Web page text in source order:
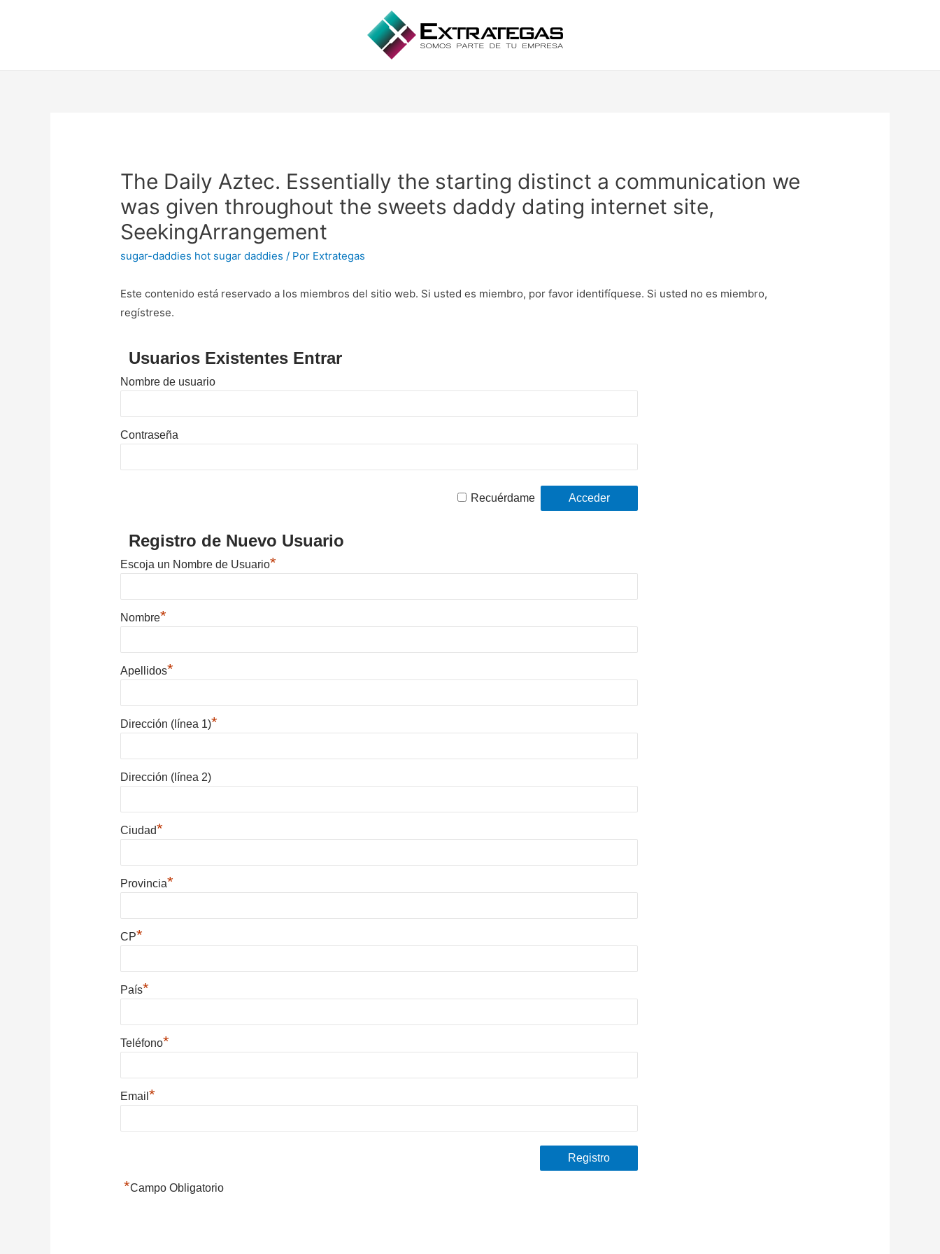
The Daily Aztec. Essentially the starting distinct a communication we
was given throughout the sweets daddy dating internet site,
SeekingArrangement
sugar-daddies hot sugar daddies / Por Extrategas
Este contenido está reservado a los miembros del sitio web. Si usted es miembro, por favor identifíquese. Si usted no es miembro,
regístrese.
Usuarios Existentes Entrar
Nombre de usuario
Contraseña
Recuérdame
Registro de Nuevo Usuario
Escoja un Nombre de Usuario*
Nombre*
Apellidos*
Dirección (línea 1)*
Dirección (línea 2)
Ciudad*
Provincia*
CP*
País*
Teléfono*
Email*
*Campo Obligatorio